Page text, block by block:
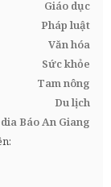
Giáo dục
Pháp luật
Văn hóa
Sức khỏe
Tam nông
Du lịch
Báo An Giang